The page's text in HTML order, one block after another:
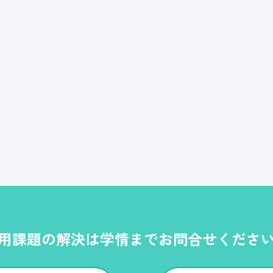
課題の解決は学情までお問合せくださ